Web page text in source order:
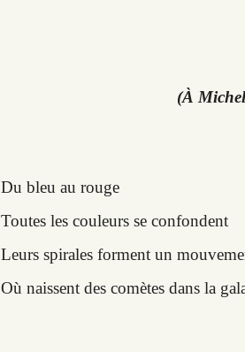
(À
Du bleu au rouge
Toutes les couleurs se confondent
Leurs spirales forment un
Où naissent des comètes dans la